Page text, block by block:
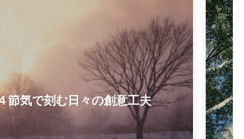
節気で刻む日々の創意工夫